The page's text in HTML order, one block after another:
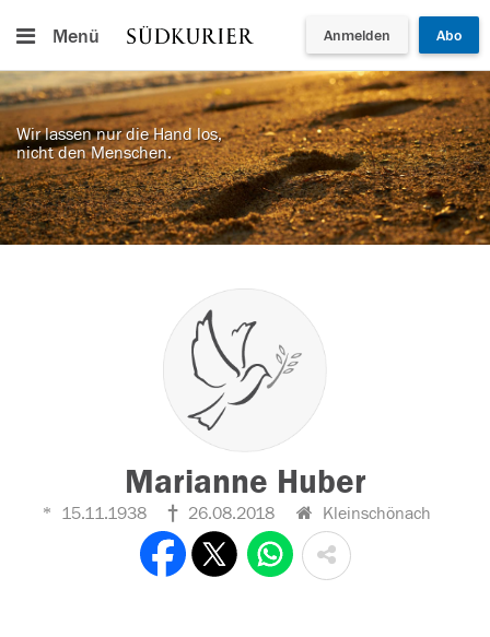
Menü Anmelden Abo
Wir lassen nur die Hand los,
nicht den Menschen.
Marianne Huber
15.11.1938 26.08.2018 Kleinschönach